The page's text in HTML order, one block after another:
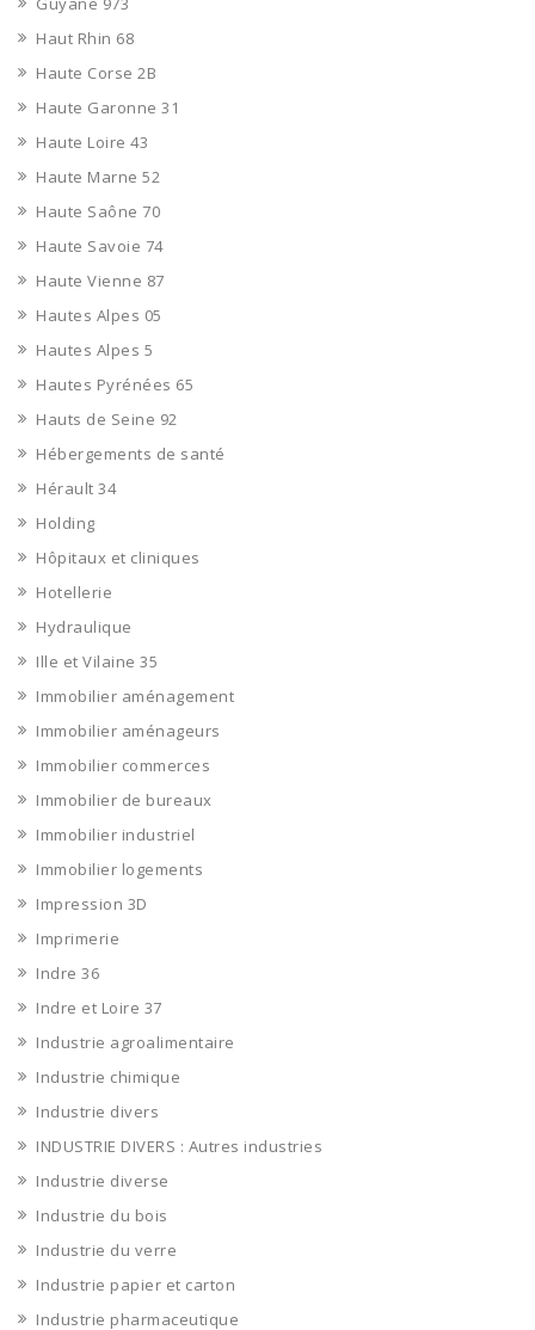
Haut Rhin 68
Haute Corse 2B
Haute Garonne 31
Haute Loire 43
Haute Marne 52
Haute Saône 70
Haute Savoie 74
Haute Vienne 87
Hautes Alpes 05
Hautes Alpes 5
Hautes Pyrénées 65
Hauts de Seine 92
Hébergements de santé
Hérault 34
Holding
Hôpitaux et cliniques
Hotellerie
Hydraulique
Ille et Vilaine 35
Immobilier aménagement
Immobilier aménageurs
Immobilier commerces
Immobilier de bureaux
Immobilier industriel
Immobilier logements
Impression 3D
Imprimerie
Indre 36
Indre et Loire 37
Industrie agroalimentaire
Industrie chimique
Industrie divers
INDUSTRIE DIVERS : Autres industries
Industrie diverse
Industrie du bois
Industrie du verre
Industrie papier et carton
Industrie pharmaceutique